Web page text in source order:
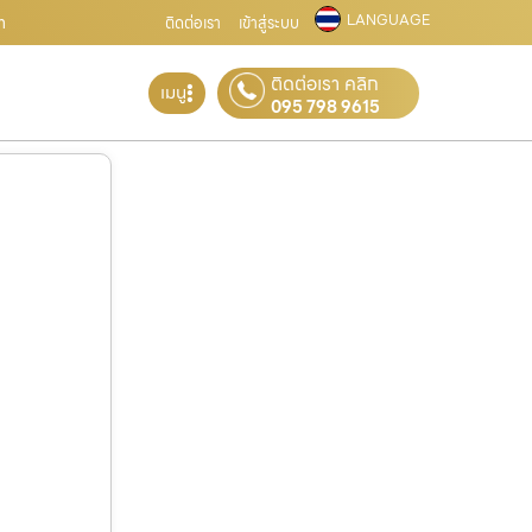
ติดต่อเรา เข้าสู่ระบบ LANGUAGE
เมนู ติดต่อเรา คลิก
095 798 9615